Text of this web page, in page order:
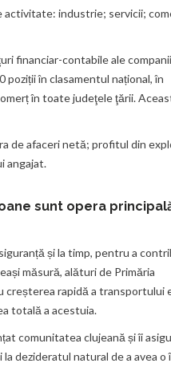
activitate: industrie; servicii;
financiar-contabile ale
în clasamentul național, în
în toate judeţele ţării.
de afaceri netă; profitul din
angajat.
sunt opera
și la timp, pentru a
măsură, alături de Primăria
creșterea rapidă a transportului
totală a acestuia.
comunitatea clujeană și îi
dezideratul natural de a avea o